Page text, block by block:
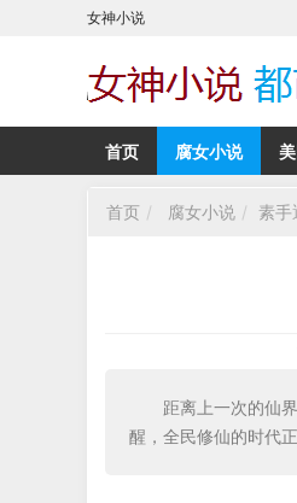
女神小说
首页 腐女小说
首页 腐女小说 素手
距离上一次的仙
醒，全民修仙的时代正